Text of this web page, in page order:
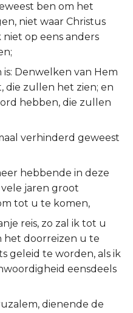
ben om het
niet waar Christus
op eens anders
Denwelken van Hem
die zullen het zien; en
hebben, die zullen
verhinderd geweest
hebbende in deze
jaren groot
tot u te komen,
reis, zo zal ik tot u
het doorreizen u te
geleid te worden, als ik
eensdeels
dienende de